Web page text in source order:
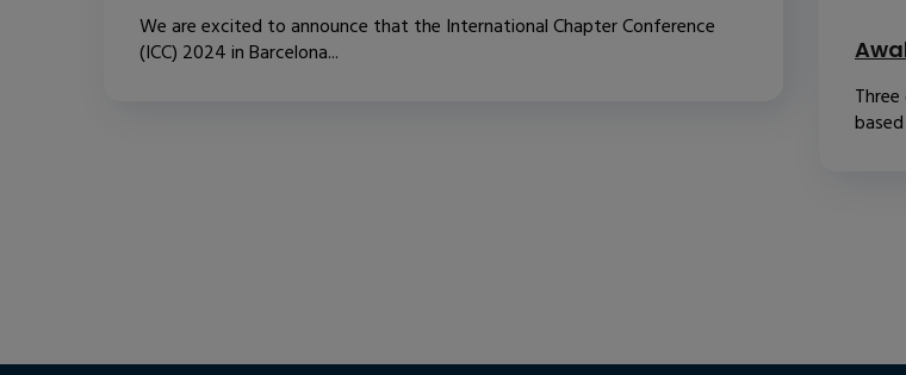
We are excited to announce that the International Chapter Conference
(ICC) 2024 in Barcelona...